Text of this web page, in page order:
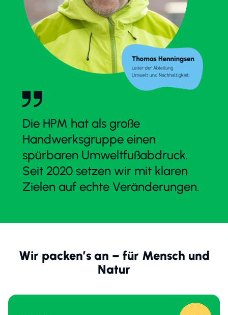
Die HPM hat als große
Handwerksgruppe einen
spürbaren Umweltfußabdruck.
Seit 2020 setzen wir mit klaren
Zielen auf echte Veränderungen.
Wir packen’s an – für Mensch und
Natur